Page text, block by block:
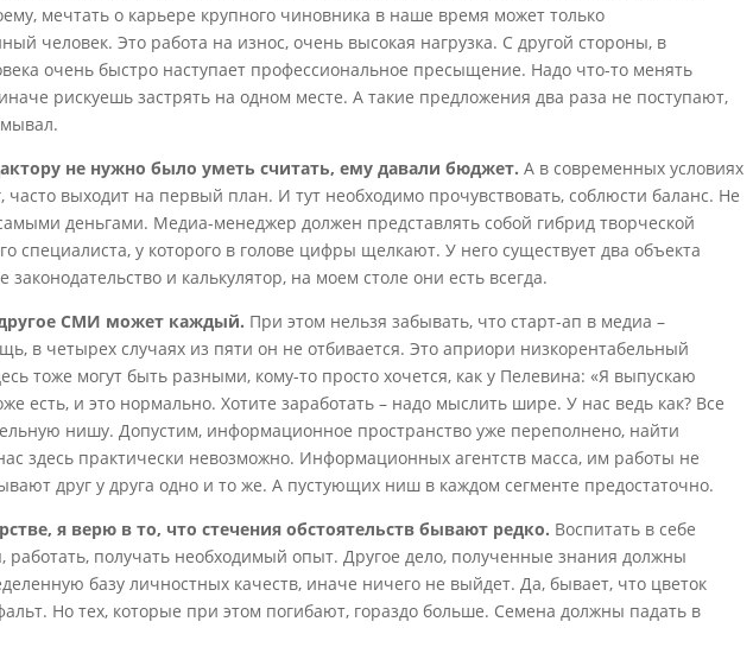
мечтать о карьере крупного чиновника в наше время может только
человек. Это работа на износ, очень высокая нагрузка. С другой стороны, в
очень быстро наступает профессиональное пресыщение. Надо что-то менять
рискуешь застрять на одном месте. А такие предложения два раза не поступают,
не нужно было уметь считать, ему давали бюджет. А в современных условиях
часто выходит на первый план. И тут необходимо прочувствовать, соблюсти баланс. Не
деньгами. Медиа-менеджер должен представлять собой гибрид творческой
специалиста, у которого в голове цифры щелкают. У него существует два объекта
законодательство и калькулятор, на моем столе они есть всегда.
СМИ может каждый. При этом нельзя забывать, что старт-ап в медиа –
в четырех случаях из пяти он не отбивается. Это априори низкорентабельный
тоже могут быть разными, кому-то просто хочется, как у Пелевина: «Я выпускаю
есть, и это нормально. Хотите заработать – надо мыслить шире. У нас ведь как? Все
нишу. Допустим, информационное пространство уже переполнено, найти
здесь практически невозможно. Информационных агентств масса, им работы не
друг у друга одно и то же. А пустующих ниш в каждом сегменте предостаточно.
я верю в то, что стечения обстоятельств бывают редко. Воспитать в себе
работать, получать необходимый опыт. Другое дело, полученные знания должны
базу личностных качеств, иначе ничего не выйдет. Да, бывает, что цветок
Но тех, которые при этом погибают, гораздо больше. Семена должны падать в